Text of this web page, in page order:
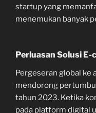
startup yang
menemukan banyak
Perluasan Solusi E-
Pergeseran global ke
mendorong
tahun 2023. Ketika
pada platform digital